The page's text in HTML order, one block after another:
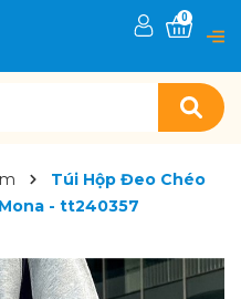
0
Túi Hộp Đeo Chéo
- tt240357